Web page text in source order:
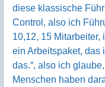
diese klassische
Control, also ich
10,12, 15 Mitarbeiter,
ein Arbeitspaket, das
das.“, also ich
Menschen haben